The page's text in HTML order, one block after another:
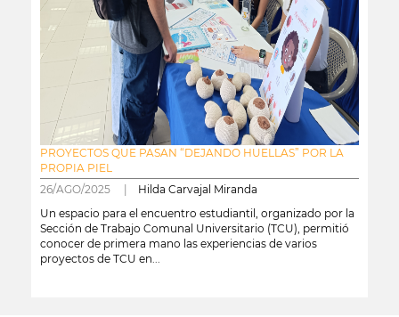
PROYECTOS QUE PASAN “DEJANDO HUELLAS” POR LA
PROPIA PIEL
26/AGO/2025 | Hilda Carvajal Miranda
Un espacio para el encuentro estudiantil, organizado por la
Sección de Trabajo Comunal Universitario (TCU), permitió
conocer de primera mano las experiencias de varios
proyectos de TCU en...